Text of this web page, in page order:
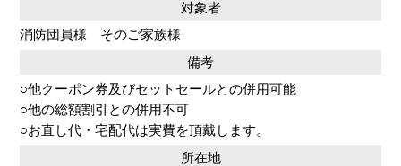
対象者
消防団員様 そのご家族様
備考
○他クーポン券及びセットセールとの併用可能
○他の総額割引との併用不可
○お直し代・宅配代は実費を頂戴します。
所在地